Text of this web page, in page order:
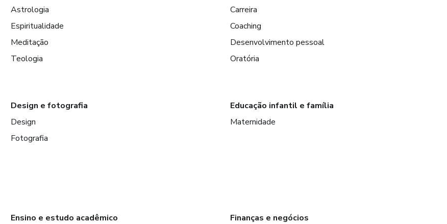
Astrologia
Espiritualidade
Meditação
Teologia
Carreira
Coaching
Desenvolvimento pessoal
Oratória
Design e fotografia
Design
Fotografia
Educação infantil e família
Maternidade
Ensino e estudo acadêmico
Finanças e negócios